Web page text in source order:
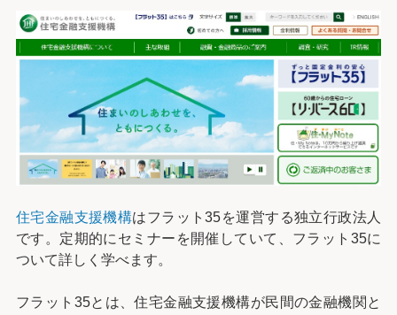
住宅金融支援機構はフラット35を運営する独立行政法人
です。定期的にセミナーを開催していて、フラット35に
ついて詳しく学べます。
フラット35とは、住宅金融支援機構が民間の金融機関と